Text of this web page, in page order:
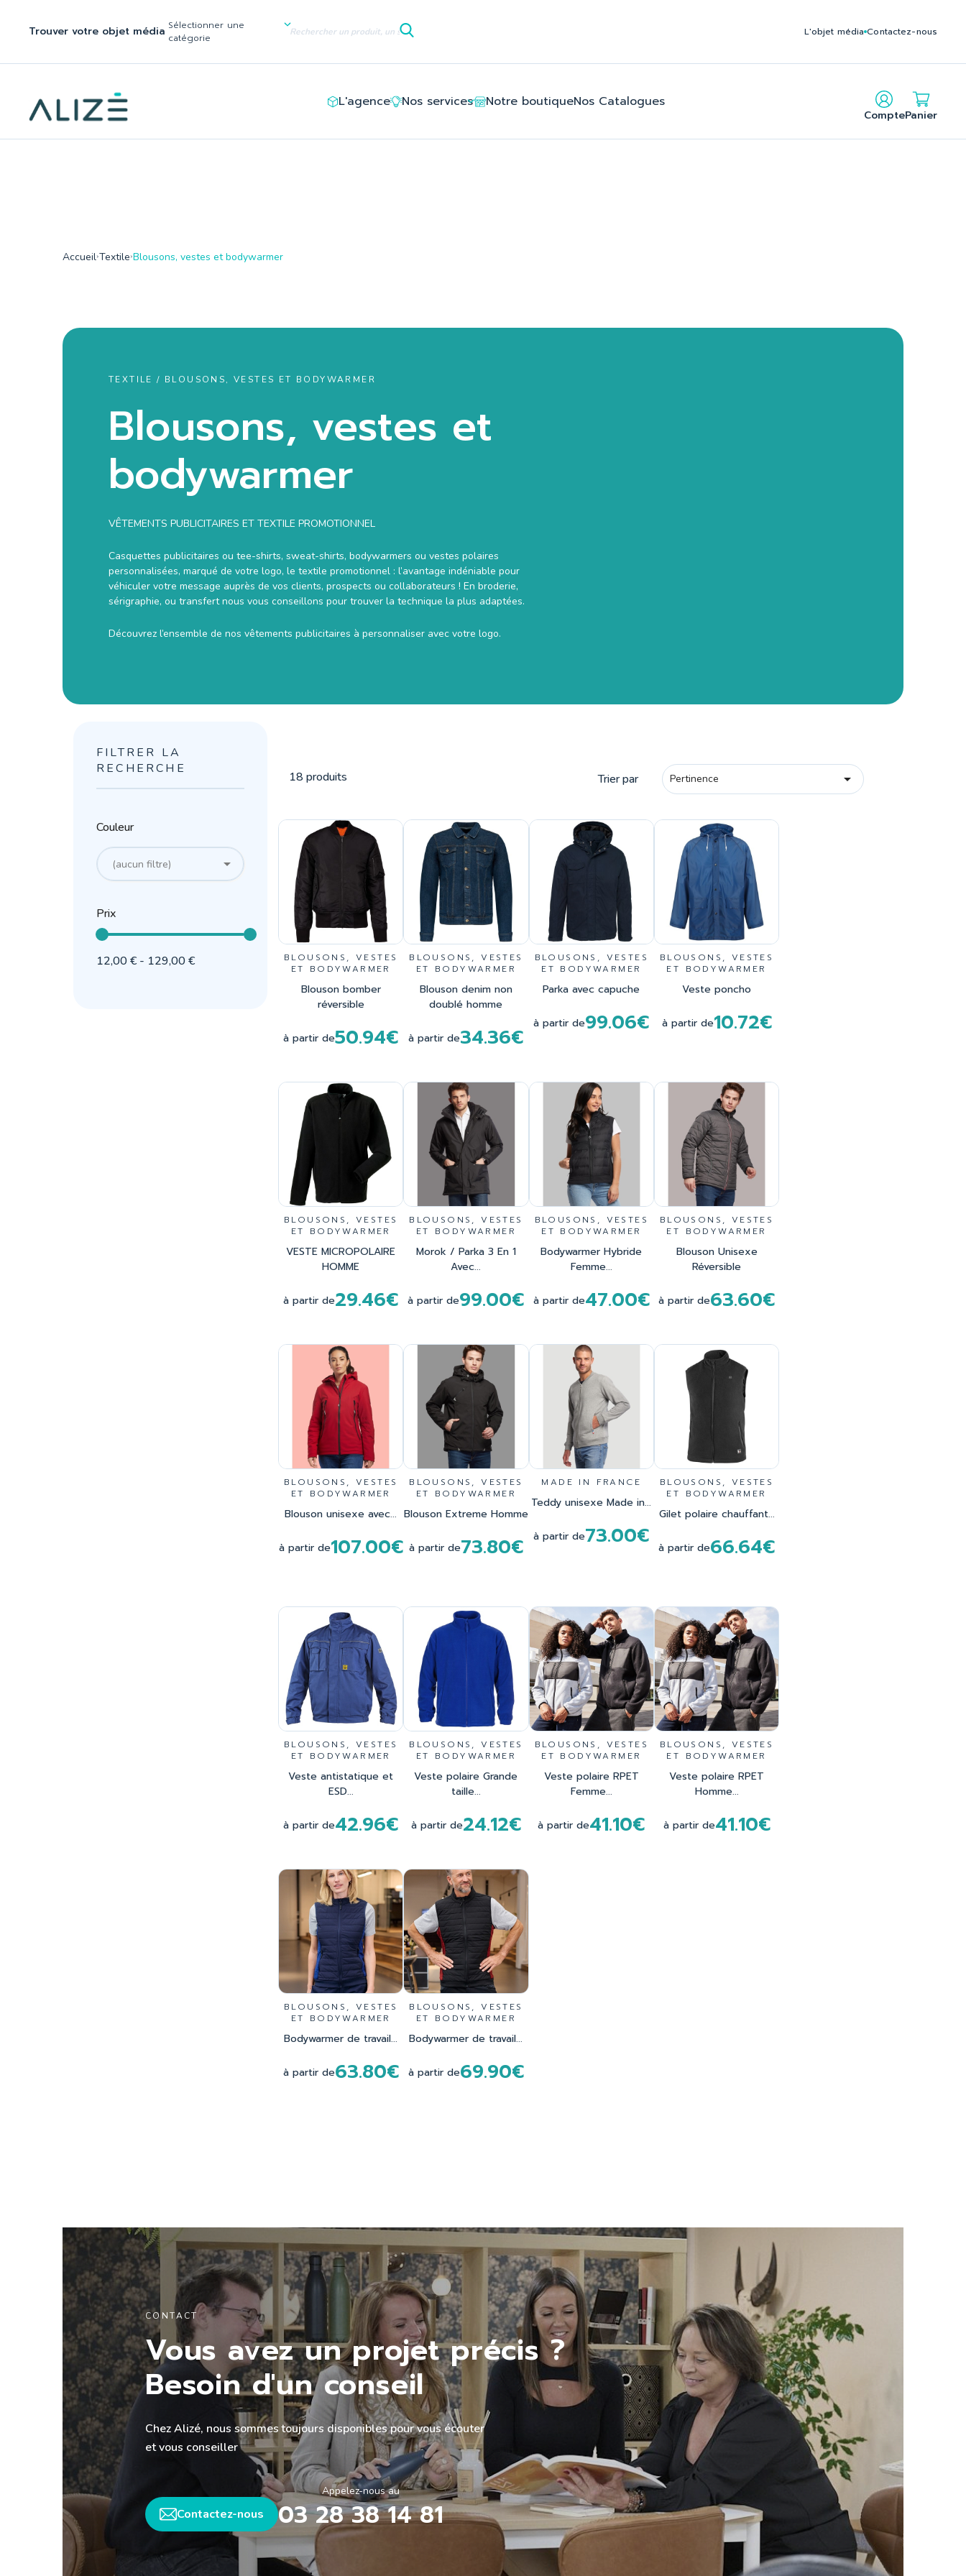
Trouver votre objet média Sélectionner une
catégorie
L'objet média Contactez-nous
L'agence Nos services Notre boutiqueNos Catalogues
Accueil Textile Blousons, vestes et bodywarmer
TEXTILE / BLOUSONS, VESTES ET BODYWARMER
Blousons, vestes et
bodywarmer
VÊTEMENTS PUBLICITAIRES ET TEXTILE PROMOTIONNEL
Casquettes publicitaires ou tee-shirts, sweat-shirts, bodywarmers ou vestes polaires
personnalisées, marqué de votre logo, le textile promotionnel : l’avantage indéniable pour
véhiculer votre message auprès de vos clients, prospects ou collaborateurs ! En broderie,
sérigraphie, ou transfert nous vous conseillons pour trouver la technique la plus adaptées.
Découvrez l’ensemble de nos vêtements publicitaires à personnaliser avec votre logo.
FILTRER LA
RECHERCHE
Couleur
(aucun filtre) 
Prix
12,00 € - 129,00 €
18 produits Trier par Pertinence 
BLOUSONS, VESTES
ET BODYWARMER
Blouson bomber
réversible
à partir de50.94€
BLOUSONS, VESTES
ET BODYWARMER
Blouson denim non
doublé homme
à partir de34.36€
BLOUSONS, VESTES
ET BODYWARMER
Parka avec capuche
à partir de99.06€
BLOUSONS, VESTES
ET BODYWARMER
Veste poncho
à partir de10.72€
BLOUSONS, VESTES
ET BODYWARMER
VESTE MICROPOLAIRE
HOMME
à partir de29.46€
BLOUSONS, VESTES
ET BODYWARMER
Morok / Parka 3 En 1
Avec...
à partir de99.00€
BLOUSONS, VESTES
ET BODYWARMER
Bodywarmer Hybride
Femme...
à partir de47.00€
BLOUSONS, VESTES
ET BODYWARMER
Blouson Unisexe
Réversible
à partir de63.60€
BLOUSONS, VESTES
ET BODYWARMER
Blouson unisexe avec...
à partir de107.00€
BLOUSONS, VESTES
ET BODYWARMER
Blouson Extreme Homme
à partir de73.80€
MADE IN FRANCE
Teddy unisexe Made in...
à partir de73.00€
BLOUSONS, VESTES
ET BODYWARMER
Gilet polaire chauffant...
à partir de66.64€
BLOUSONS, VESTES
ET BODYWARMER
Veste antistatique et
ESD...
à partir de42.96€
BLOUSONS, VESTES
ET BODYWARMER
Veste polaire Grande
taille...
à partir de24.12€
BLOUSONS, VESTES
ET BODYWARMER
Veste polaire RPET
Femme...
à partir de41.10€
BLOUSONS, VESTES
ET BODYWARMER
Veste polaire RPET
Homme...
à partir de41.10€
BLOUSONS, VESTES
ET BODYWARMER
Bodywarmer de travail...
à partir de63.80€
BLOUSONS, VESTES
ET BODYWARMER
Bodywarmer de travail...
à partir de69.90€
CONTACT
Vous avez un projet précis ?
Besoin d'un conseil
Chez Alizé, nous sommes toujours disponibles pour vous écouter
et vous conseiller
Contactez-nous
Appelez-nous au
03 28 38 14 81